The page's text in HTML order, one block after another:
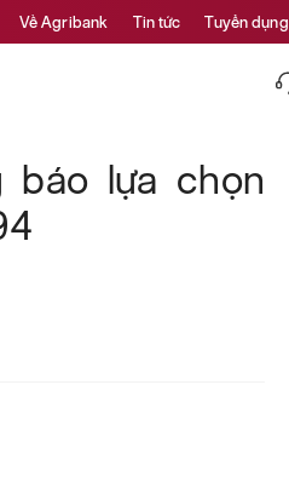
Về Agribank Tin tức Tuyển dụng
báo lựa chọn